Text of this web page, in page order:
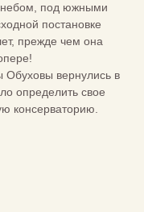
небом, под южными
постановке
прежде чем она
Обуховы вернулись в
определить свое
консерваторию.